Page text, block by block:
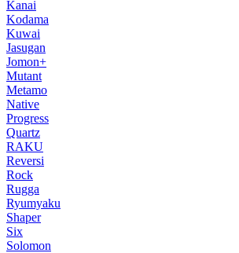
Kanai
Kodama
Kuwai
Jasugan
Jomon+
Mutant
Metamo
Native
Progress
Quartz
RAKU
Reversi
Rock
Rugga
Ryumyaku
Shaper
Six
Solomon